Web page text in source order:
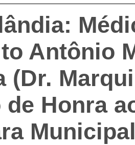
Antônio
(Dr.
Honra